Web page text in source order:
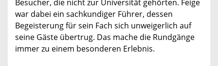
Besucher, die nicht zur Universität gehörten. Feige
war dabei ein sachkundiger Führer, dessen
Begeisterung für sein Fach sich unweigerlich auf
seine Gäste übertrug. Das mache die Rundgänge
immer zu einem besonderen Erlebnis.